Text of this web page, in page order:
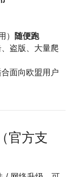
） 随便跑
盗版、大量爬
面向欧盟用户
官方支